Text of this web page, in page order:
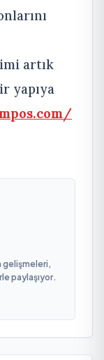
artık
yapıya
gelişmeleri,
paylaşıyor.